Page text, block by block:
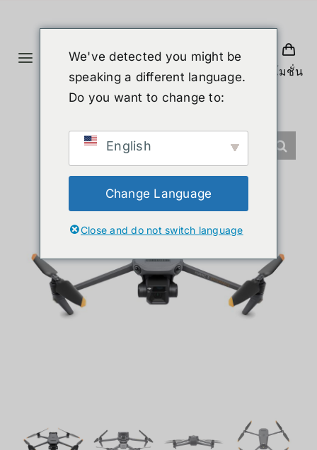
เนื้อหาToggle
Navigation
หน้าแรก
หุ่นยนต์รูปร่างมนุษย์
ข่าวสาร
บริการ
เกี่ยวกับเรา
โปรโมชั่น
We've detected you might be
speaking a different language.
Do you want to change to:
English
Change Language
Close and do not switch language